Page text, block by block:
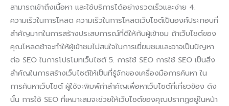
สามารถเข้าถึงเนื้อหา และใช้บริการได้อย่างรวดเร็วและง่าย 4.
ความเร็วในการโหลด ความเร็วในการโหลดเว็บไซต์เป็นองค์ประกอบที่
สำคัญมากในการสร้างประสบการณ์ที่ดีให้กับผู้เข้าชม ถ้าเว็บไซต์ของ
คุณโหลดช้าจะทำให้ผู้เข้าชมไม่สนใจในการเยี่ยมชมและอาจเป็นปัญหา
ต่อ SEO ในการโปรโมทเว็บไซต์ 5. การใช้ SEO การใช้ SEO เป็นสิ่ง
สำคัญในการสร้างเว็บไซต์ให้เป็นที่รู้จักของเครื่องมือการค้นหา ใน
การค้นหาเว็บไซต์ ผู้ใช้จะพิมพ์คำสำคัญเพื่อหาเว็บไซต์ที่เกี่ยวข้อง ดัง
นั้น การใช้ SEO ที่เหมาะสมจะช่วยให้เว็บไซต์ของคุณปรากฏอยู่ในหน้า